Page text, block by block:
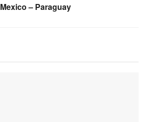
Mexico – Paraguay